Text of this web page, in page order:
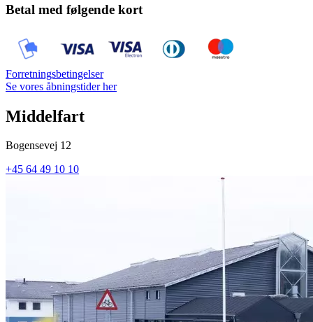
Betal med følgende kort
Forretningsbetingelser
Se vores åbningstider her
Middelfart
Bogensevej 12
+45 64 49 10 10